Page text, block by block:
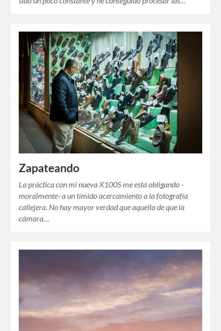
Zapateando
La práctica con mi nueva X100S me está obligando -
moralmente- a un tímido acercamiento a la fotografía
callejera. No hay mayor verdad que aquella de que la
cámara…